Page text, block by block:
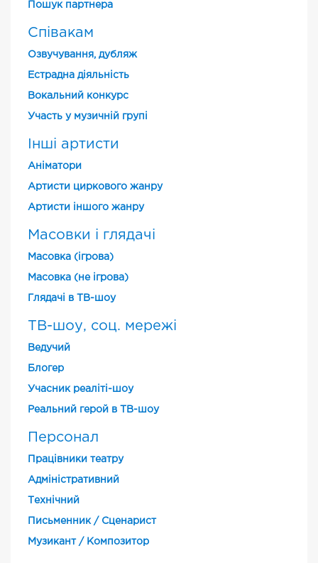
Пошук партнера
Співакам
Озвучування, дубляж
Естрадна діяльність
Вокальний конкурс
Участь у музичній групі
Інші артисти
Аніматори
Артисти циркового жанру
Артисти іншого жанру
Масовки і глядачі
Масовка (ігрова)
Масовка (не ігрова)
Глядачі в ТВ-шоу
ТВ-шоу, соц. мережі
Ведучий
Блогер
Учасник реаліті-шоу
Реальний герой в ТВ-шоу
Персонал
Працівники театру
Адміністративний
Технічний
Письменник / Сценарист
Музикант / Композитор